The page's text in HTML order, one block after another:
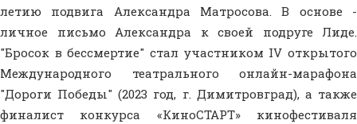
летию подвига Александра Матросова. В основе -
личное письмо Александра к своей подруге Лиде.
"Бросок в бессмертие" стал участником IV открытого
Международного театрального онлайн-марафона
"Дороги Победы" (2023 год, г. Димитровград), а также
финалист конкурса «КиноСТАРТ» кинофестиваля